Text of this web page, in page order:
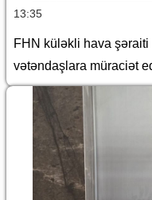
13:35
FHN küləkli hava
vətəndaşlara müraciət